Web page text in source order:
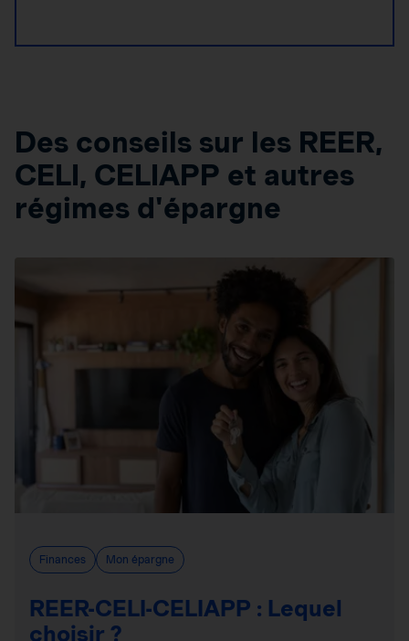
Des conseils sur les REER,
CELI, CELIAPP et autres
régimes d'épargne
Finances Mon épargne
REER-CELI-CELIAPP : Lequel
choisir ?